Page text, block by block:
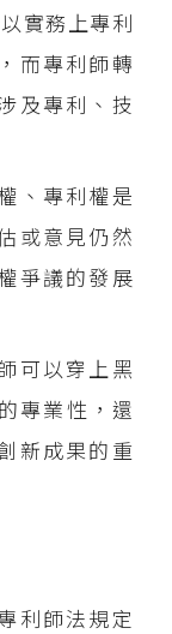
以實務上專利
而專利師轉
及專利、技
、專利權是
或意見仍然
爭議的發展
可以穿上黑
專業性，還
新成果的重
利師法規定